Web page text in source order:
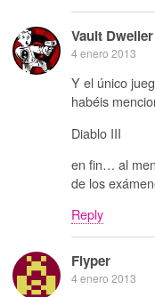
Vault Dweller
4 enero 2013
Y el único
habéis
Diablo III
en fin… al
de los
Reply
Flyper
4 enero 2013